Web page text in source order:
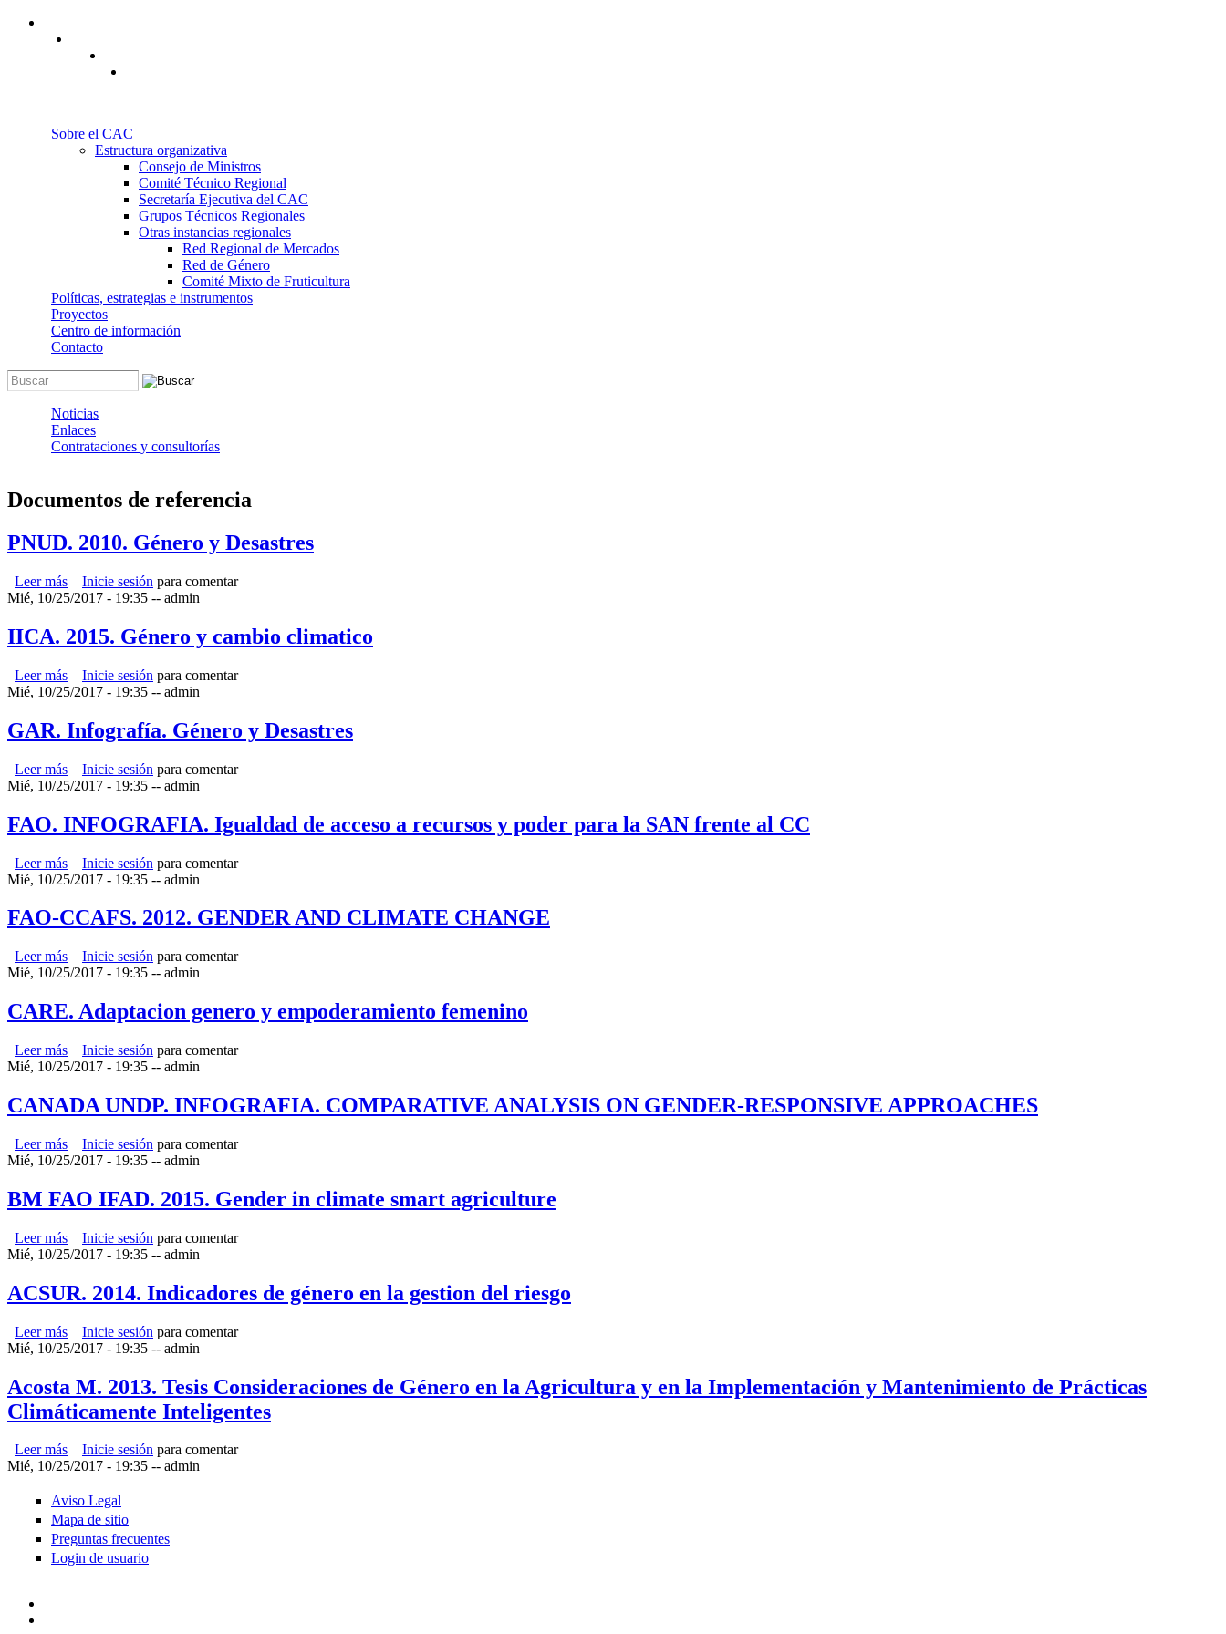
Pasar al contenido principal
Sobre el CAC
Estructura organizativa
Consejo de Ministros
Comité Técnico Regional
Secretaría Ejecutiva del CAC
Grupos Técnicos Regionales
Otras instancias regionales
Red Regional de Mercados
Red de Género
Comité Mixto de Fruticultura
Políticas, estrategias e instrumentos
Proyectos
Centro de información
Contacto
Buscar
Noticias
Enlaces
Contrataciones y consultorías
Documentos de referencia
PNUD. 2010. Género y Desastres
Leer más sobre PNUD. 2010. Género y Desastres
Inicie sesión para comentar
Mié, 10/25/2017 - 19:35 -- admin
IICA. 2015. Género y cambio climatico
Leer más sobre IICA. 2015. Género y cambio climatico
Inicie sesión para comentar
Mié, 10/25/2017 - 19:35 -- admin
GAR. Infografía. Género y Desastres
Leer más sobre GAR. Infografía. Género y Desastres
Inicie sesión para comentar
Mié, 10/25/2017 - 19:35 -- admin
FAO. INFOGRAFIA. Igualdad de acceso a recursos y poder para la SAN frente al CC
Leer más sobre FAO. INFOGRAFIA. Igualdad de acceso a recursos y poder para la SAN frente al CC
Inicie sesión para comentar
Mié, 10/25/2017 - 19:35 -- admin
FAO-CCAFS. 2012. GENDER AND CLIMATE CHANGE
Leer más sobre FAO-CCAFS. 2012. GENDER AND CLIMATE CHANGE
Inicie sesión para comentar
Mié, 10/25/2017 - 19:35 -- admin
CARE. Adaptacion genero y empoderamiento femenino
Leer más sobre CARE. Adaptacion genero y empoderamiento femenino
Inicie sesión para comentar
Mié, 10/25/2017 - 19:35 -- admin
CANADA UNDP. INFOGRAFIA. COMPARATIVE ANALYSIS ON GENDER-RESPONSIVE APPROACHES
Leer más sobre CANADA UNDP. INFOGRAFIA. COMPARATIVE ANALYSIS ON GENDER-RESPONSIVE APPROACHES
Inicie sesión para comentar
Mié, 10/25/2017 - 19:35 -- admin
BM FAO IFAD. 2015. Gender in climate smart agriculture
Leer más sobre BM FAO IFAD. 2015. Gender in climate smart agriculture
Inicie sesión para comentar
Mié, 10/25/2017 - 19:35 -- admin
ACSUR. 2014. Indicadores de género en la gestion del riesgo
Leer más sobre ACSUR. 2014. Indicadores de género en la gestion del riesgo
Inicie sesión para comentar
Mié, 10/25/2017 - 19:35 -- admin
Acosta M. 2013. Tesis Consideraciones de Género en la Agricultura y en la Implementación y Mantenimiento de Prácticas
Climáticamente Inteligentes
Leer más sobre Acosta M. 2013. Tesis Consideraciones de Género en la Agricultura y en la Implementación y Mantenimiento de Prácticas Climáticamente Inteligentes
Inicie sesión para comentar
Mié, 10/25/2017 - 19:35 -- admin
Aviso Legal
Mapa de sitio
Preguntas frecuentes
Login de usuario